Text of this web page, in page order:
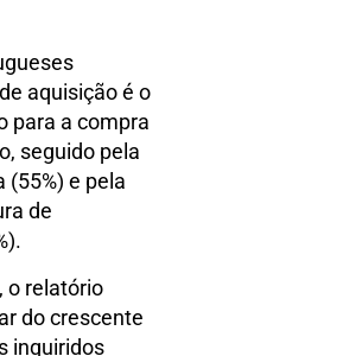
aquisição é o
para a compra
seguido pela
e pela
de
o relatório
do crescente
inquiridos